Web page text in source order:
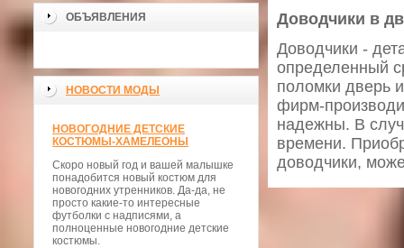
ОБЪЯВЛЕНИЯ
НОВОСТИ МОДЫ
НОВОГОДНИЕ ДЕТСКИЕ
КОСТЮМЫ-ХАМЕЛЕОНЫ
Скоро новый год и вашей малышке
понадобится новый костюм для
новогодних утренников. Да-да, не
просто какие-то интересные
футболки с надписями, а
полноценные новогодние детские
костюмы.
Доводчики в
Доводчики -
определенный
поломки дверь
фирм-
надежны. В
времени.
доводчики,